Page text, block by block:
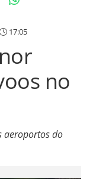
17:05
no
aeroportos do